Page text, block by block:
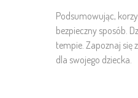
Podsumowując,
bezpieczny sposób.
tempie. Zapoznaj się
dla swojego dziecka.